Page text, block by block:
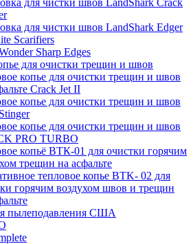
для чистки швов LandShark Crack
для чистки швов LandShark Edger
Scarifiers
Sharp Edges
для очистки трещин и швов
копье для очистки трещин и швов
Crack Jet II
копье для очистки трещин и швов
копье для очистки трещин и швов
PRO TURBO
копьё ВТК-01 для очистки горячим
трещин на асфальте
тепловое копье BTK- 02 для
горячим воздухом швов и трещин
пылеподавления США